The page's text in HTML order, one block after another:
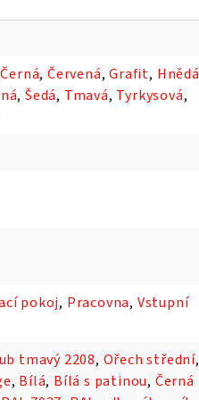
Černá,Červená,Grafit, Hnědá
,Šedá, Tmavá, Tyrkysová,
pokoj, Pracovna, Vstupní
tmavý 2208, Ořech střední,
, Bílá, Bílá s patinou, Černá